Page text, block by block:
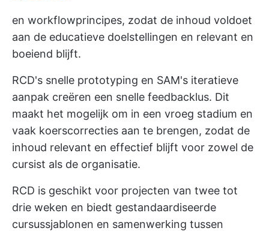
en workflowprincipes, zodat de inhoud voldoet
aan de educatieve doelstellingen en relevant en
boeiend blijft.
RCD's snelle prototyping en SAM's iteratieve
aanpak creëren een snelle feedbacklus. Dit
maakt het mogelijk om in een vroeg stadium en
vaak koerscorrecties aan te brengen, zodat de
inhoud relevant en effectief blijft voor zowel de
cursist als de organisatie.
RCD is geschikt voor projecten van twee tot
drie weken en biedt gestandaardiseerde
cursussjablonen en samenwerking tussen